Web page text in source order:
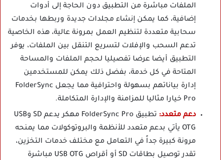
الملفات مباشرة من التطبيق دون الحاجة إلى أدوات
إضافية، كما يمكن إنشاء مجلدات جديدة وربطها بخدمات
سحابية متعددة لتنظيم العمل بمرونة عالية، هذه الخاصية
تدعم السحب والإفلات لتسريع التنقل بين الملفات، يوفر
التطبيق أيضا عرضا تفصيليا لحجم الملفات والمساحة
المتاحة في كل خدمة، بفضل ذلك يمكن للمستخدمين
إدارة بياناتهم بسهولة واحترافية مما يجعل FolderSync
Pro خيارا مثاليا للمزامنة والإدارة المتكاملة.
دعم متعدد:
تطبيق FolderSync Pro مهكر يدعم SD وUSB
OTG يأتي بدعم متعدد للأنظمة والبروتوكولات مما يمنحه
مرونة كبيرة جداً في التعامل مع مختلف خدمات التخزين،
تقدر توصيل بطاقات SD أو أقراص USB OTG مباشرة